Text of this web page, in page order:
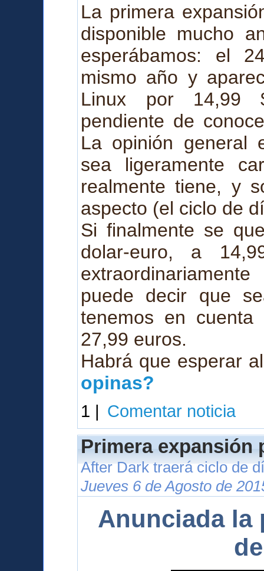
La primera
disponible mucho
esperábamos: el
mismo año y a
Linux por 14,99
pendiente de
La opinión general
sea ligeramente
realmente tiene, y
aspecto (el ciclo de
Si finalmente se
dolar-euro, a
puede decir que
tenemos en
27,99 euros.
Habrá que esperar
opinas?
1 | Comentar noticia
Primera expansión
After Dark traerá ciclo de
Jueves 6 de Agosto de
Anunciada la